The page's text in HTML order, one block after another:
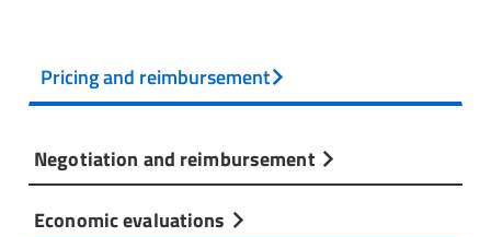
Pricing and reimbursement
Negotiation and reimbursement
Economic evaluations